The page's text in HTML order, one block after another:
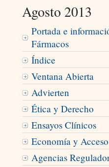
Agosto 2013
Portada e
Fármacos
Índice
Ventana Abierta
Advierten
Ética y Derecho
Ensayos Clínicos
Economía y Acceso
Agencias